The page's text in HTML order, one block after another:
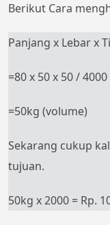
Berikut Cara
Panjang x Lebar x
=80 x 50 x 50 / 4000
=50kg (volume)
Sekarang cukup
tujuan.
50kg x 2000 = Rp.